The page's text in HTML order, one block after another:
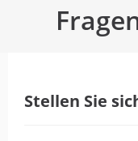
Im Rahmen
MEDIALE
Experte der
Co. KG,
Stellen Sie